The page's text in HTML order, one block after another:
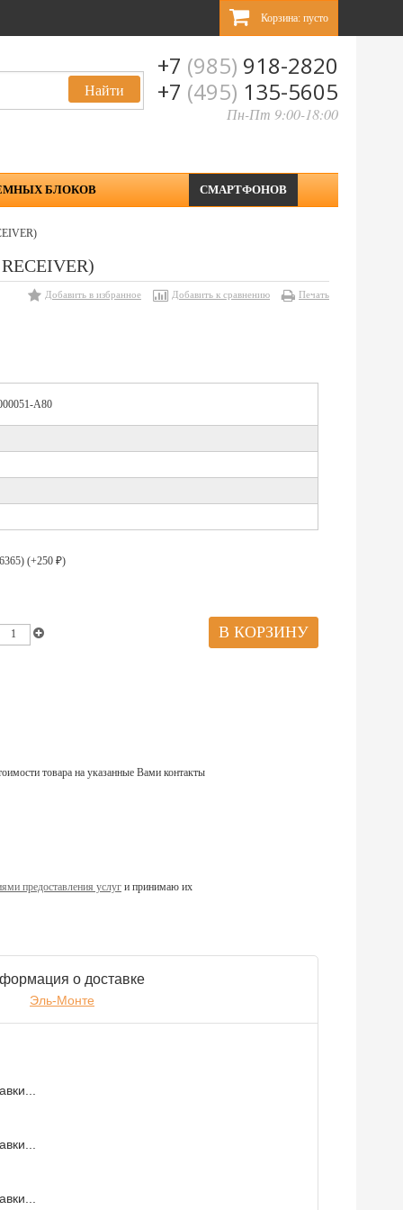
Корзина: пусто
+7 (985) 918-2820
+7 (495) 135-5605
Пн-Пт 9:00-18:00
БЛОКОВ СМАРТФОНОВ
Добавить в избранное Добавить к сравнению Печать
A80
(+250 ₽)
товара на указанные Вами контакты
предоставления услуг и принимаю их
о доставке
Эль-Монте